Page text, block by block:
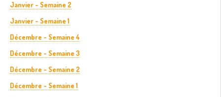
Janvier - Semaine 2
Janvier - Semaine 1
Décembre - Semaine 4
Décembre - Semaine 3
Décembre - Semaine 2
Décembre - Semaine 1